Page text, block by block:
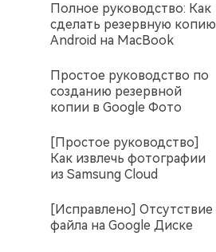
Полное руководство: Как
сделать резервную копию
Android на MacBook
Простое руководство по
созданию резервной
копии в Google Фото
[Простое руководство]
Как извлечь фотографии
из Samsung Cloud
[Исправлено] Отсутствие
файла на Google Диске